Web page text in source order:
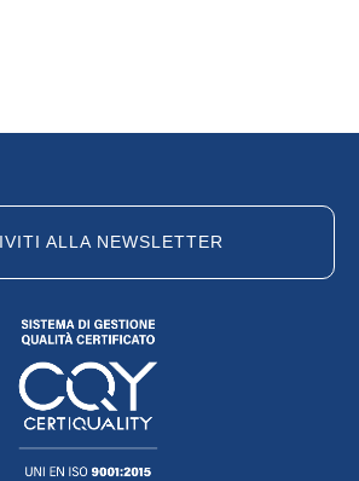
ALLA NEWSLETTER